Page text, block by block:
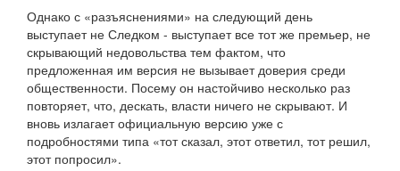
Однако с «разъяснениями» на следующий день
выступает не Следком - выступает все тот же премьер, не
скрывающий недовольства тем фактом, что
предложенная им версия не вызывает доверия среди
общественности. Посему он настойчиво несколько раз
повторяет, что, дескать, власти ничего не скрывают. И
вновь излагает официальную версию уже с
подробностями типа «тот сказал, этот ответил, тот решил,
этот попросил».